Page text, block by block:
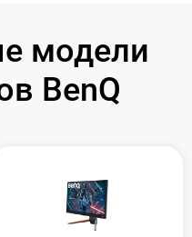
модели
BenQ